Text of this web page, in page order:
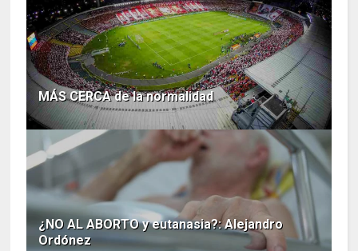
MÁS CERCA de la normalidad
¿NO AL ABORTO y eutanasia?: Alejandro
Ordónez